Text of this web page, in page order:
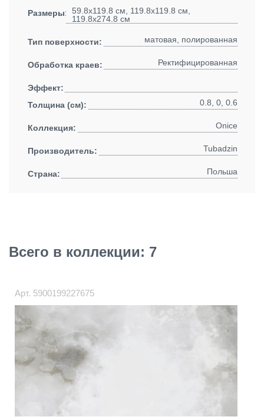
Размеры:
59.8x119.8 см, 119.8x119.8 см,
119.8x274.8 см
Тип поверхности: матовая, полированная
Обработка краев: Ректифицированная
Эффект:
Толщина (см):
0.8, 0, 0.6
Коллекция: Onice
Производитель: Tubadzin
Страна: Польша
Всего в коллекции: 7
Арт. 5900199227675